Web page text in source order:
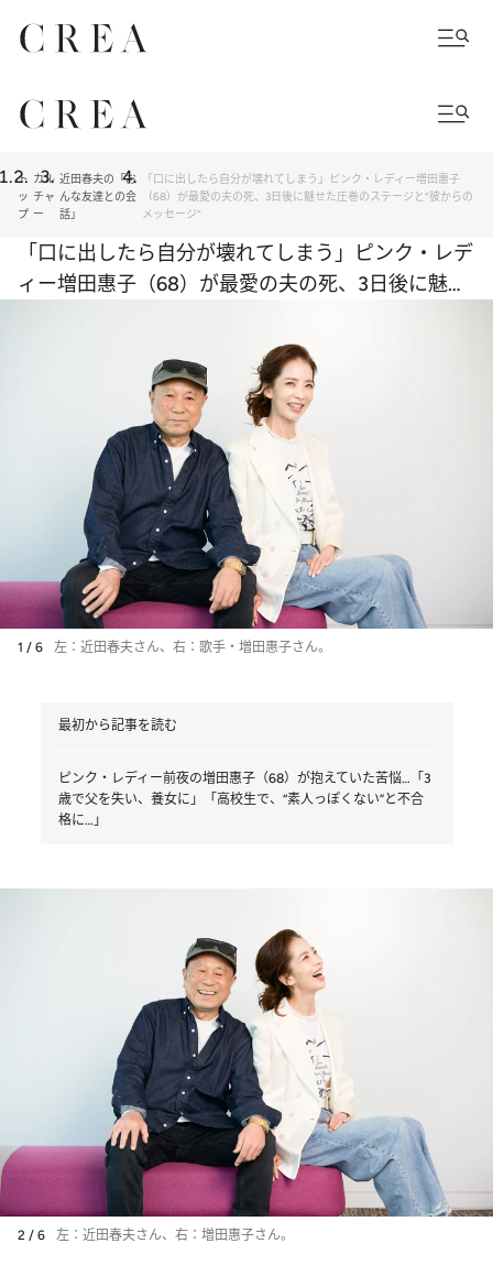
ト
ッ
プ
カル
チャ
ー
近田春夫の「お
んな友達との会
話」
「口に出したら自分が壊れてしまう」ピンク・レディー増田惠子
（68）が最愛の夫の死、3日後に魅せた圧巻のステージと“彼からの
メッセージ”
「口に出したら自分が壊れてしまう」ピンク・レデ
ィー増田惠子（68）が最愛の夫の死、3日後に魅せ
1 / 6 左：近田春夫さん、右：歌手・増田惠子さん。
最初から記事を読む
ピンク・レディー前夜の増田惠子（68）が抱えていた苦悩…「3
歳で父を失い、養女に」「高校生で、“素人っぽくない”と不合
格に…」
2 / 6 左：近田春夫さん、右：増田惠子さん。